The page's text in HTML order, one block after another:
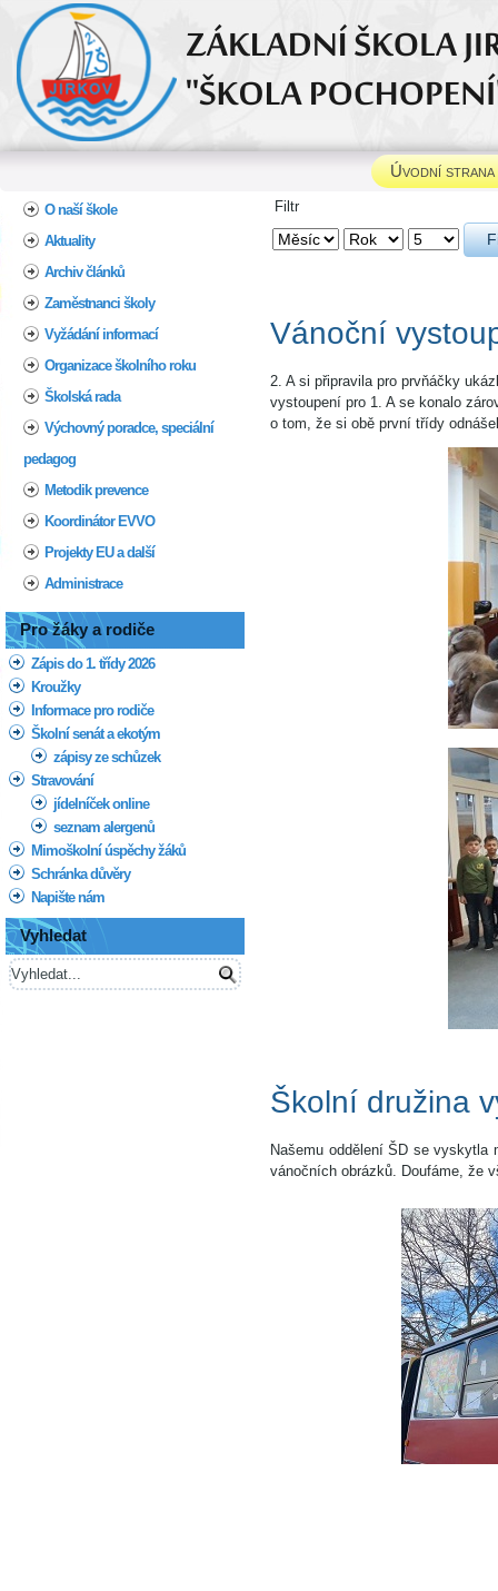
Úvodní strana
O naší škole
Aktuality
Archiv článků
Zaměstnanci školy
Vyžádání informací
Organizace školního roku
Školská rada
Výchovný poradce, speciální
pedagog
Metodik prevence
Koordinátor EVVO
Projekty EU a další
Administrace
Pro žáky a rodiče
Zápis do 1. třídy 2026
Kroužky
Informace pro rodiče
Školní senát a ekotým
zápisy ze schůzek
Stravování
jídelníček online
seznam alergenů
Mimoškolní úspěchy žáků
Schránka důvěry
Napište nám
Vyhledat
Filtr
Vánoční
2. A si připravila pro prvňáčky
vystoupení pro 1. A se konalo
o tom, že si obě první třídy
Školní družina
Našemu oddělení ŠD se vyskytla
vánočních obrázků. Doufáme, že